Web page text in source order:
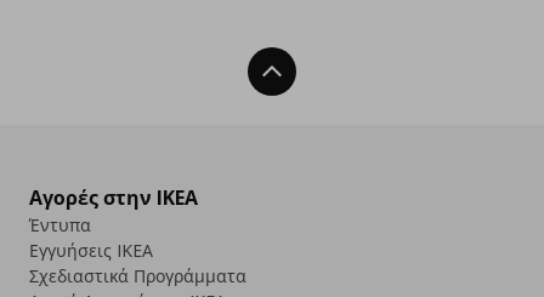
Back To Top
Αγορές στην IKEA
Έντυπα
Εγγυήσεις IKEA
Σχεδιαστικά Προγράμματα